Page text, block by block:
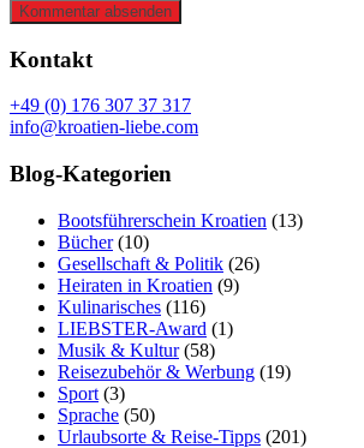
Kommentar absenden
Kontakt
+49 (0) 176 307 37 317
info@kroatien-liebe.com
Blog-Kategorien
Bootsführerschein Kroatien (13)
Bücher(10)
Gesellschaft & Politik (26)
Heiraten in Kroatien (9)
Kulinarisches (116)
LIEBSTER-Award (1)
Musik & Kultur(58)
Reisezubehör & Werbung (19)
Sport (3)
Sprache (50)
Urlaubsorte & Reise-Tipps (201)